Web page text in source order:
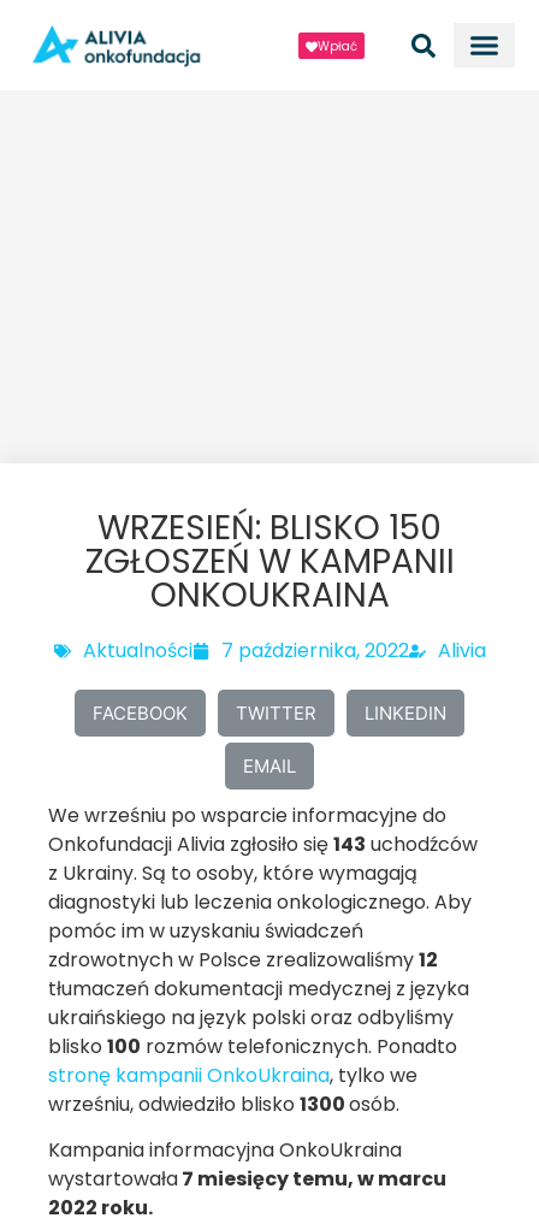
Wpłać
WRZESIEŃ: BLISKO 150
ZGŁOSZEŃ W KAMPANII
ONKOUKRAINA
Aktualności 7 października, 2022 Alivia
FACEBOOK TWITTER LINKEDIN
EMAIL
We wrześniu po wsparcie informacyjne do
Onkofundacji Alivia zgłosiło się143 uchodźców
z Ukrainy. Są to osoby, które wymagają
diagnostyki lub leczenia onkologicznego. Aby
pomóc im w uzyskaniu świadczeń
zdrowotnych w Polsce zrealizowaliśmy12
tłumaczeń dokumentacji medycznej z języka
ukraińskiego na język polski oraz odbyliśmy
blisko 100 rozmów telefonicznych. Ponadto
stronę kampanii OnkoUkraina, tylko we
wrześniu, odwiedziło blisko 1300osób.
Kampania informacyjna OnkoUkraina
wystartowała7 miesięcy temu, w marcu
2022 roku.